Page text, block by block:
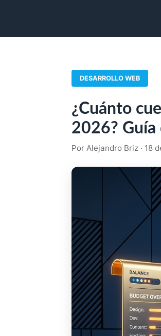
DESARROLLO WEB
¿Cuánto
2026? Guía
Por Alejandro Briz · 18